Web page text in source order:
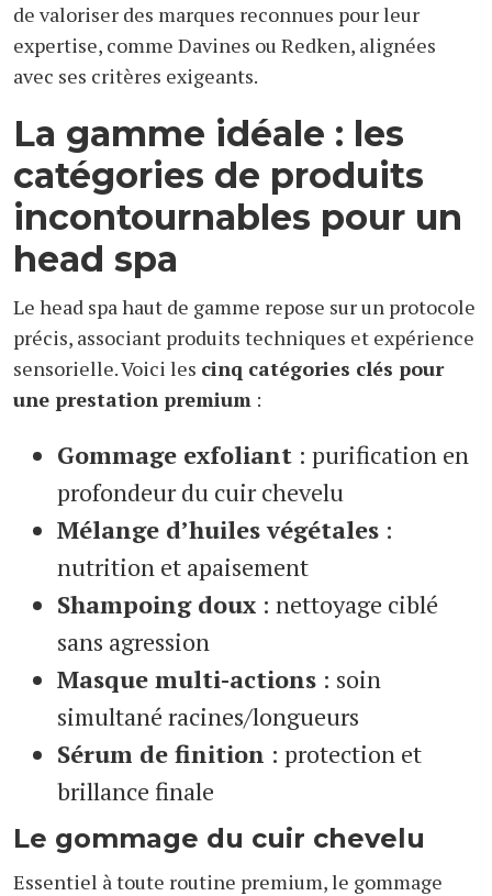
de valoriser des marques reconnues pour leur
expertise, comme Davines ou Redken, alignées
avec ses critères exigeants.
La gamme idéale : les
catégories de produits
incontournables pour un
head spa
Le head spa haut de gamme repose sur un protocole
précis, associant produits techniques et expérience
sensorielle. Voici les cinq catégories clés pour
une prestation premium :
Gommage exfoliant : purification en
profondeur du cuir chevelu
Mélange d’huiles végétales :
nutrition et apaisement
Shampoing doux : nettoyage ciblé
sans agression
Masque multi-actions : soin
simultané racines/longueurs
Sérum de finition : protection et
brillance finale
Le gommage du cuir chevelu
Essentiel à toute routine premium, le gommage